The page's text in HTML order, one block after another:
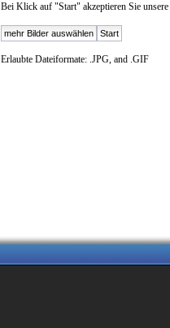
Bei Klick auf "Start" akzeptieren Sie unsere
Erlaubte Dateiformate: .JPG, and .GIF